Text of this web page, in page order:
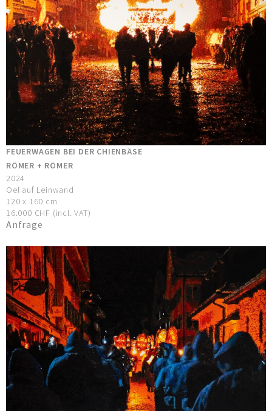
FEUERWAGEN BEI DER CHIENBÄSE
RÖMER + RÖMER
2024
Oel auf Leinwand
120 x 160 cm
16.000 CHF (incl. VAT)
Anfrage